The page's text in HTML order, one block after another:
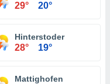
29° 20°
Hinterstoder
28° 19°
Mattighofen